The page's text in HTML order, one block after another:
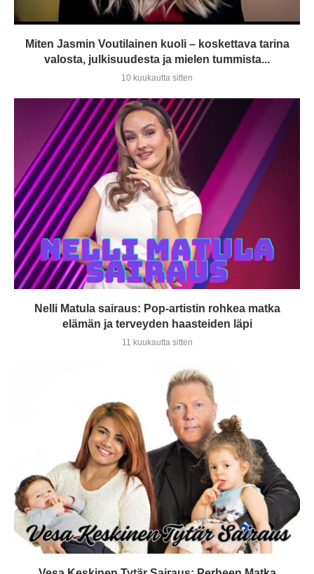
Miten Jasmin Voutilainen kuoli – koskettava tarina
valosta, julkisuudesta ja mielen tummista...
10 kuukautta sitten
Nelli Matula sairaus: Pop-artistin rohkea matka
elämän ja terveyden haasteiden läpi
11 kuukautta sitten